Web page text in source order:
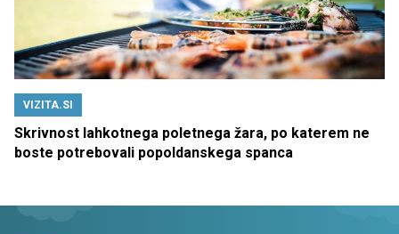
VIZITA.SI
Skrivnost lahkotnega poletnega žara, po katerem ne
boste potrebovali popoldanskega spanca